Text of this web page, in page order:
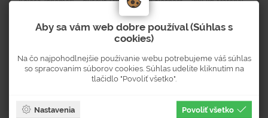
Kolesá (priemer) - dušové (4x 260 mm) Nosnosť - 200 kg Materiál -
Na objednávku
Dostupnosť 2-4 týždne
236 €
290,28 € s DPH
Aby sa vám web dobre používal (Súhlas s
cookies)
Na čo najpohodlnejšie používanie webu potrebujeme váš súhlas
so spracovaním súborov cookies. Súhlas udelíte kliknutím na
tlačidlo "Povoliť všetko".
Nastavenia Povoliť všetko